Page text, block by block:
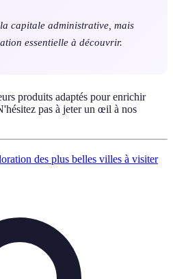
capitale administrative, mais
essentielle à découvrir.
produits adaptés pour enrichir
pas à jeter un œil à nos
des plus belles villes à visiter